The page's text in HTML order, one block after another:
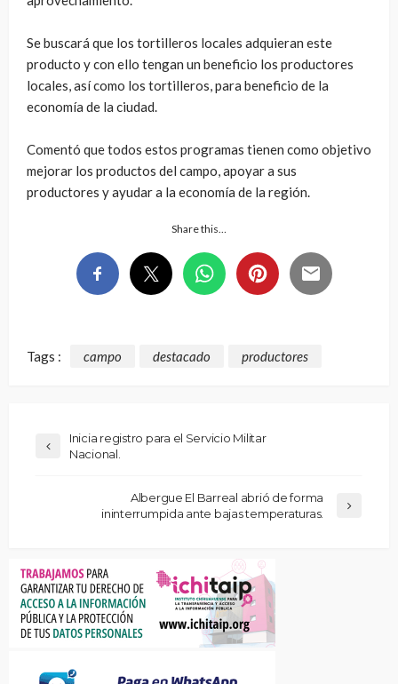
Se buscará que los tortilleros locales adquieran este
producto y con ello tengan un beneficio los productores
locales, así como los tortilleros, para beneficio de la
economía de la ciudad.
Comentó que todos estos programas tienen como objetivo
mejorar los productos del campo, apoyar a sus
productores y ayudar a la economía de la región.
Share this…
Tags : campo destacado productores
Inicia registro para el Servicio Militar
Nacional.
Albergue El Barreal abrió de forma
ininterrumpida ante bajas temperaturas.